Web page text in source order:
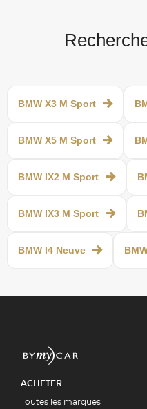
BMW X3 M Sport
BMW X5 M Sport
BMW IX2 M Sport
BMW IX3 M Sport
BMW I4 Neuve
ACHETER
Toutes les marques